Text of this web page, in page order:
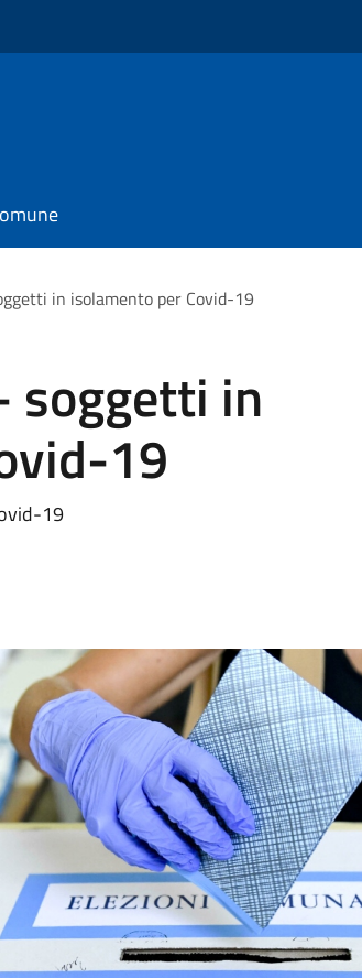
in isolamento per Covid-19
soggetti in
19
19